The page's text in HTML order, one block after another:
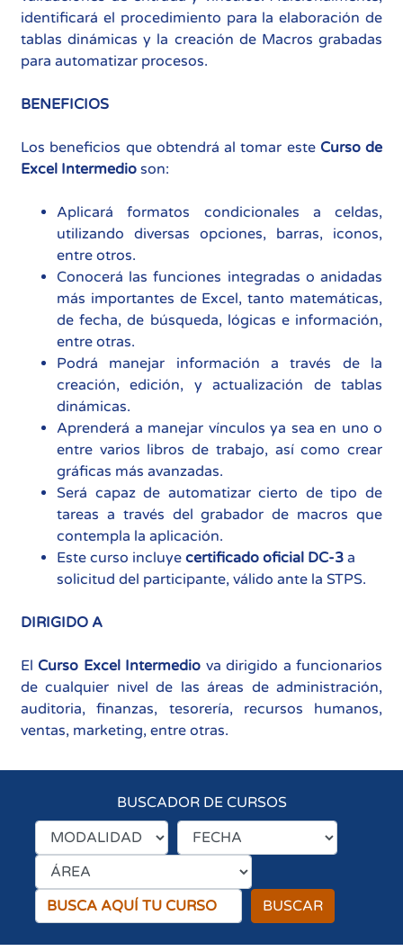
identificará el procedimiento para la elaboración de
tablas dinámicas y la creación de Macros grabadas
para automatizar procesos.
BENEFICIOS
Los beneficios que obtendrá al tomar este Curso de
Excel Intermedio son:
Aplicará formatos condicionales a celdas,
utilizando diversas opciones, barras, iconos,
entre otros.
Conocerá las funciones integradas o anidadas
más importantes de Excel, tanto matemáticas,
de fecha, de búsqueda, lógicas e información,
entre otras.
Podrá manejar información a través de la
creación, edición, y actualización de tablas
dinámicas.
Aprenderá a manejar vínculos ya sea en uno o
entre varios libros de trabajo, así como crear
gráficas más avanzadas.
Será capaz de automatizar cierto de tipo de
tareas a través del grabador de macros que
contempla la aplicación.
Este curso incluye certificado oficial DC-3 a
solicitud del participante, válido ante la STPS.
DIRIGIDO A
El Curso Excel Intermedio va dirigido a funcionarios
de cualquier nivel de las áreas de administración,
auditoria, finanzas, tesorería, recursos humanos,
ventas, marketing, entre otras.
BUSCADOR DE CURSOS
BUSCAR